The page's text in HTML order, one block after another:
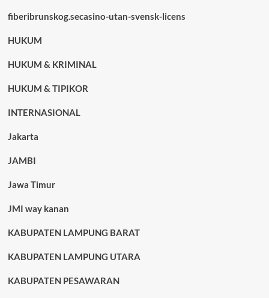
fiberibrunskog.secasino-utan-svensk-licens
HUKUM
HUKUM & KRIMINAL
HUKUM & TIPIKOR
INTERNASIONAL
Jakarta
JAMBI
Jawa Timur
JMI way kanan
KABUPATEN LAMPUNG BARAT
KABUPATEN LAMPUNG UTARA
KABUPATEN PESAWARAN